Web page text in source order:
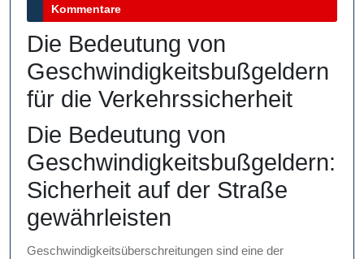
2024
Kommentare
Die Bedeutung von
Geschwindigkeitsbußgeldern
für die Verkehrssicherheit
Die Bedeutung von
Geschwindigkeitsbußgeldern:
Sicherheit auf der Straße
gewährleisten
Geschwindigkeitsüberschreitungen sind eine der